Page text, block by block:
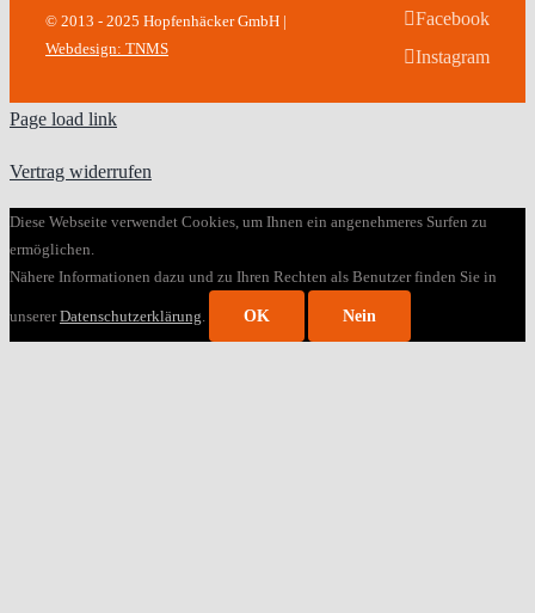
© 2013 - 2025 Hopfenhäcker GmbH |
Webdesign: TNMS
Facebook
Instagram
Page load link
Vertrag widerrufen
Diese Webseite verwendet Cookies, um Ihnen ein angenehmeres Surfen zu
ermöglichen.
Nähere Informationen dazu und zu Ihren Rechten als Benutzer finden Sie in
unsererDatenschutzerklärung. OK Nein